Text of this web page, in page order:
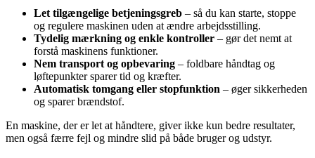
Let tilgængelige betjeningsgreb – så du kan starte, stoppe
og regulere maskinen uden at ændre arbejdsstilling.
Tydelig mærkning og enkle kontroller – gør det nemt at
forstå maskinens funktioner.
Nem transport og opbevaring – foldbare håndtag og
løftepunkter sparer tid og kræfter.
Automatisk tomgang eller stopfunktion – øger sikkerheden
og sparer brændstof.
En maskine, der er let at håndtere, giver ikke kun bedre resultater,
men også færre fejl og mindre slid på både bruger og udstyr.